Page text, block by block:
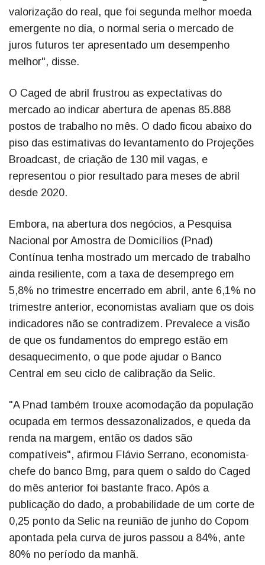
valorização do real, que foi segunda melhor moeda
emergente no dia, o normal seria o mercado de
juros futuros ter apresentado um desempenho
melhor", disse.
O Caged de abril frustrou as expectativas do
mercado ao indicar abertura de apenas 85.888
postos de trabalho no mês. O dado ficou abaixo do
piso das estimativas do levantamento do Projeções
Broadcast, de criação de 130 mil vagas, e
representou o pior resultado para meses de abril
desde 2020.
Embora, na abertura dos negócios, a Pesquisa
Nacional por Amostra de Domicílios (Pnad)
Contínua tenha mostrado um mercado de trabalho
ainda resiliente, com a taxa de desemprego em
5,8% no trimestre encerrado em abril, ante 6,1% no
trimestre anterior, economistas avaliam que os dois
indicadores não se contradizem. Prevalece a visão
de que os fundamentos do emprego estão em
desaquecimento, o que pode ajudar o Banco
Central em seu ciclo de calibração da Selic.
"A Pnad também trouxe acomodação da população
ocupada em termos dessazonalizados, e queda da
renda na margem, então os dados são
compatíveis", afirmou Flávio Serrano, economista-
chefe do banco Bmg, para quem o saldo do Caged
do mês anterior foi bastante fraco. Após a
publicação do dado, a probabilidade de um corte de
0,25 ponto da Selic na reunião de junho do Copom
apontada pela curva de juros passou a 84%, ante
80% no período da manhã.